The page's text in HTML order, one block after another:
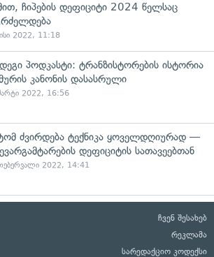
ჩიპების დეფიციტი 2024 წელსაც
2022, 11:18
პოდკასტი: ტრანზისტორების ისტორია
კანონის დასასრული
2022, 16:56
ძვირდება ტექნიკა ყოველდღიურად —
დეფიციტის სათავეებთან
2022, 14:41
ჩვენ შესახებ
რეკლამა
სარედაქციო კოდექსი